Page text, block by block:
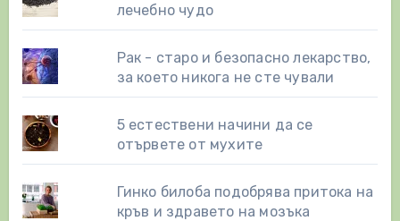
лечебно чудо
Рак - старо и безопасно лекарство,
за което никога не сте чували
5 естествени начини да се
отървете от мухите
Гинко билоба подобрява притока на
кръв и здравето на мозъка